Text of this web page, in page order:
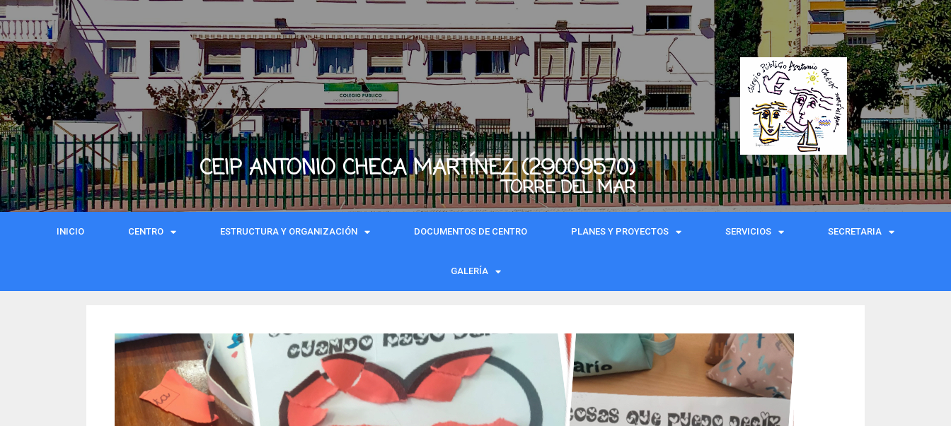
CEIP ANTONIO CHECA MARTÍNEZ (29009570)
TORRE DEL MAR
INICIO CENTRO ESTRUCTURA Y ORGANIZACIÓN DOCUMENTOS DE CENTRO PLANES Y PROYECTOS SERVICIOS SECRETARIA
GALERÍA